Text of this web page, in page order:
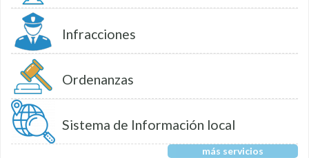
Infracciones
Ordenanzas
Sistema de Información local
más servicios